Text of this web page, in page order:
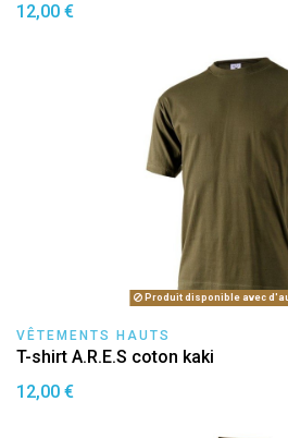
12,00 €
Produit disponible avec
VÊTEMENTS HAUTS
T-shirt A.R.E.S coton kaki
12,00 €